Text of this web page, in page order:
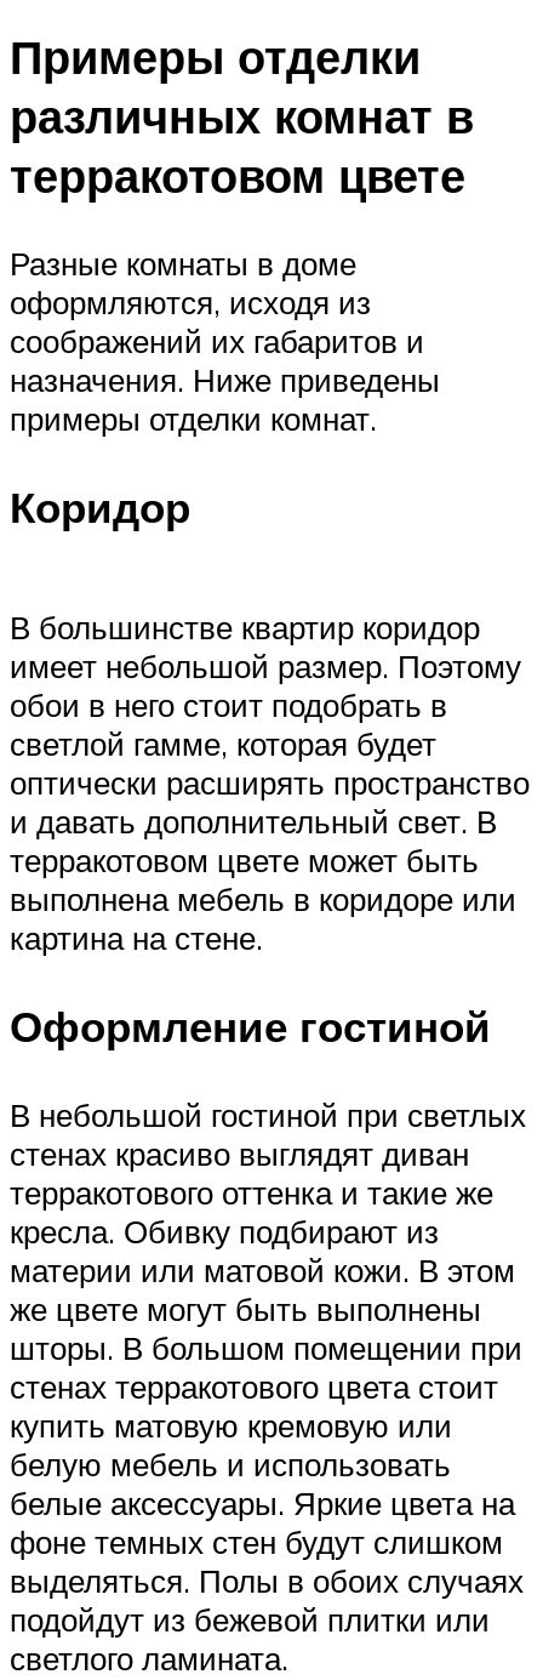
Примеры отделки
различных комнат в
терракотовом цвете
Разные комнаты в доме
оформляются, исходя из
соображений их габаритов и
назначения. Ниже приведены
примеры отделки комнат.
Коридор
В большинстве квартир коридор
имеет небольшой размер. Поэтому
обои в него стоит подобрать в
светлой гамме, которая будет
оптически расширять пространство
и давать дополнительный свет. В
терракотовом цвете может быть
выполнена мебель в коридоре или
картина на стене.
Оформление гостиной
В небольшой гостиной при светлых
стенах красиво выглядят диван
терракотового оттенка и такие же
кресла. Обивку подбирают из
материи или матовой кожи. В этом
же цвете могут быть выполнены
шторы. В большом помещении при
стенах терракотового цвета стоит
купить матовую кремовую или
белую мебель и использовать
белые аксессуары. Яркие цвета на
фоне темных стен будут слишком
выделяться. Полы в обоих случаях
подойдут из бежевой плитки или
светлого ламината.